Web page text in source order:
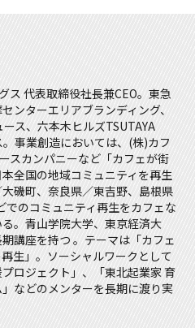
ス 代表取締役社長兼CEO。東急
ンターエリアブランディング、
ス、六本木ヒルズTSUTAYA
事業創造においては、(株)カフ
スカンパニーなど「カフェが街
全国の地域コミュニティを再生
磯町、奈良県／東吉野、島根県
のコミュニティ再生をカフェな
。青山学院大学、東京経済大
講座を持つ 。テーマは「カフェ
生」。ソーシャルワークとして
プロジェクト」、「東北起業家 育
などのメンターを長期に渡り実